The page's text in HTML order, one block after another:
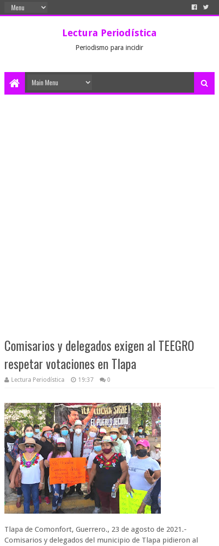
Lectura Periodística
Periodismo para incidir
Comisarios y delegados exigen al TEEGRO
respetar votaciones en Tlapa
Lectura Periodística 19:37 0
Tlapa de Comonfort, Guerrero., 23 de agosto de 2021.-
Comisarios y delegados del municipio de Tlapa pidieron al